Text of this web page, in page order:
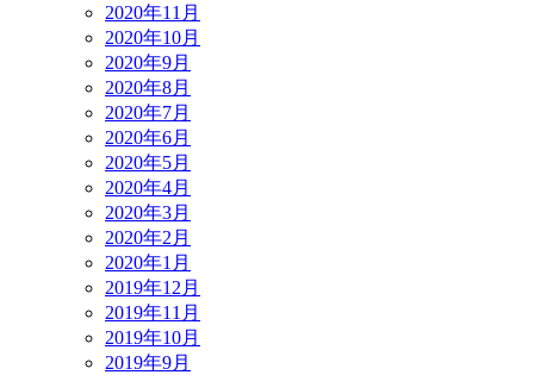
2020年11月
2020年10月
2020年9月
2020年8月
2020年7月
2020年6月
2020年5月
2020年4月
2020年3月
2020年2月
2020年1月
2019年12月
2019年11月
2019年10月
2019年9月